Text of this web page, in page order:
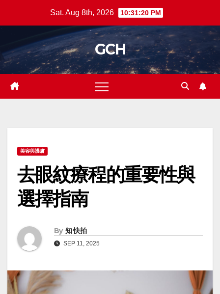
Sat. Aug 8th, 2026 10:31:20 PM
GCH
美容與護膚
去眼紋療程的重要性與
選擇指南
By 知 快拍
SEP 11, 2025